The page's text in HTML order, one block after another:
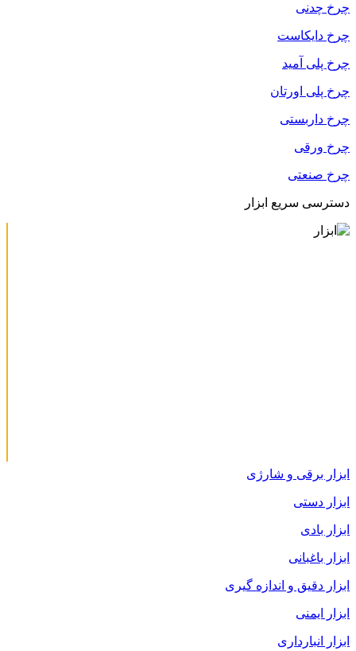
چرخ چدنی
چرخ دایکاست
چرخ پلی آمید
چرخ پلی اورتان
چرخ داربستی
چرخ ورقی
چرخ صنعتی
دسترسی سریع ابزار
ابزار برقی و شارژی
ابزار دستی
ابزار بادی
ابزار باغبانی
ابزار دقیق و اندازه گیری
ابزار ایمنی
ابزار انبارداری